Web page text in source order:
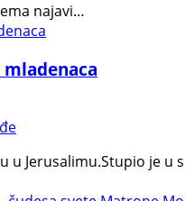
najavi…
u Jerusalimu.Stupio je